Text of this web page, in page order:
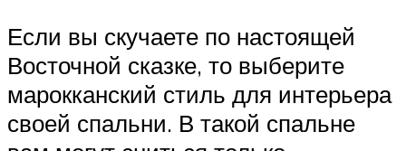
Если вы скучаете по настоящей
Восточной сказке, то выберите
марокканский стиль для интерьера
своей спальни. В такой спальне